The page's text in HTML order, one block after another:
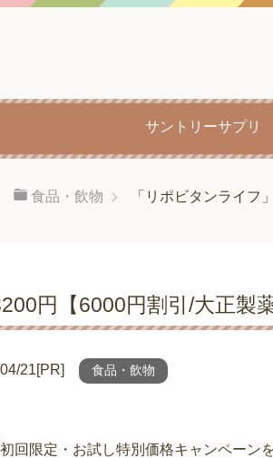
サントリーサプリ
食品・飲物 「リポビタンライフ
円【6000円割引/大正製薬
21[PR] 食品・飲物
回限定・お試し特別価格キャンペーン